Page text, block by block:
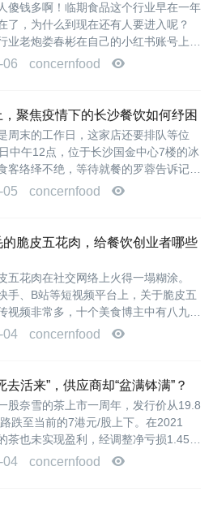
傻钱多啊！临期食品这个行业早在一年
了，为什么到现在还有人要进入呢？
业老炮娄春彬在自己的小红书账号上用
期食品这个行业判了死刑。 而...
06 concernfood
聚焦疫情下的长沙餐饮如何纾困
周末的工作日，这家店还要排队等位
中午12点，位于长沙国金中心7楼的冰
客络绎不绝，等待就餐的罗蓉告诉记
火楼又上了夏季新菜，特意约了三位
05 concernfood
的脆皮五花肉，给餐饮创业者哪些
五花肉在社交网络上火得一塌糊涂。
手、B站等短视频平台上，关于脆皮五
视频非常多，十个美食博主中有八九个
过脆皮五花肉。视频里博主一口下...
04 concernfood
去活来”，供应商却“盆满钵满”？
股奈雪的茶上市一周年，发行价从19.8
跌至当前的7港元/股上下。在2021
茶也未实现盈利，经调整净亏损1.45亿
部玩家喜茶上市遥遥无期，如何守
04 concernfood